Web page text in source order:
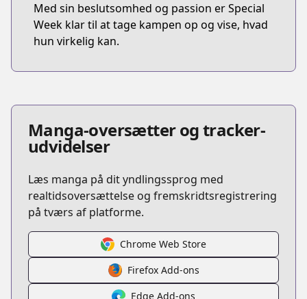
Med sin beslutsomhed og passion er Special
Week klar til at tage kampen op og vise, hvad
hun virkelig kan.
Manga-oversætter og tracker-
udvidelser
Læs manga på dit yndlingssprog med
realtidsoversættelse og fremskridtsregistrering
på tværs af platforme.
Chrome Web Store
Firefox Add-ons
Edge Add-ons